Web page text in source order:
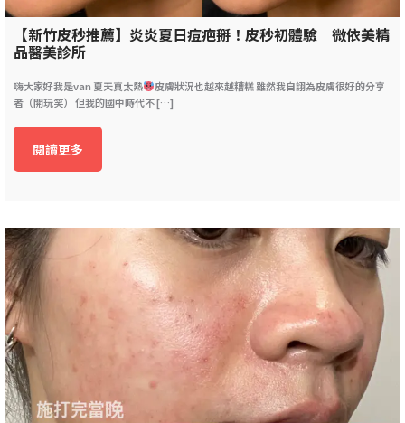
【新竹皮秒推薦】炎炎夏日痘疤掰！皮秒初體驗｜微依美精
品醫美診所
嗨大家好我是van 夏天真太熱
皮膚狀況也越來越糟糕 雖然我自詡為皮膚很好的分享
者（開玩笑） 但我的國中時代不 […]
閱讀更多